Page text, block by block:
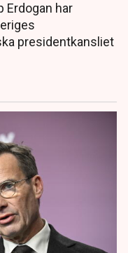
Erdogan har
presidentkansliet